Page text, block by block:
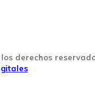
derechos